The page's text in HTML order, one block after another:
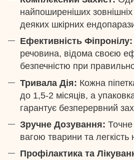
найпоширеніших
деяких шкірних
Ефективність Фіпронілу:
речовина, відома своєю
безпечністю при
Тривала Дія: Кожна
до 1,5-2 місяців, а
гарантує безперервний
Зручне Дозування:
вагою тварини та
Профілактика та